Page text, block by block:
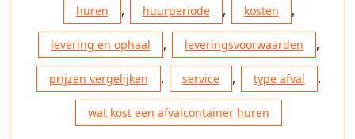
huren , huurperiode , kosten ,
levering en ophaal , leveringsvoorwaarden ,
prijzen vergelijken , service , type afval ,
wat kost een afvalcontainer huren